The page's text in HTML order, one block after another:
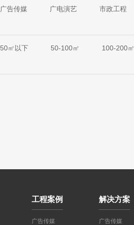
广告传媒 广电演艺 市政工程
50㎡以下 50-100㎡ 100-200㎡
工程案例
广告传媒
解决方案
广告传媒